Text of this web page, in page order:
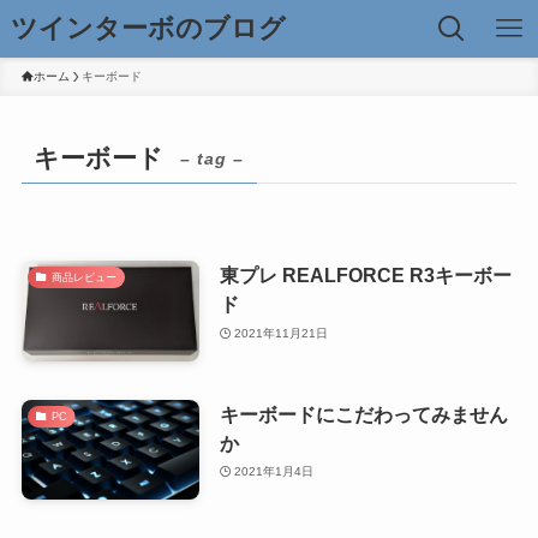
ツインターボのブログ
ホーム キーボード
キーボード – tag –
商品レビュー
東プレ REALFORCE R3キーボー
ド
2021年11月21日
PC
キーボードにこだわってみません
か
2021年1月4日